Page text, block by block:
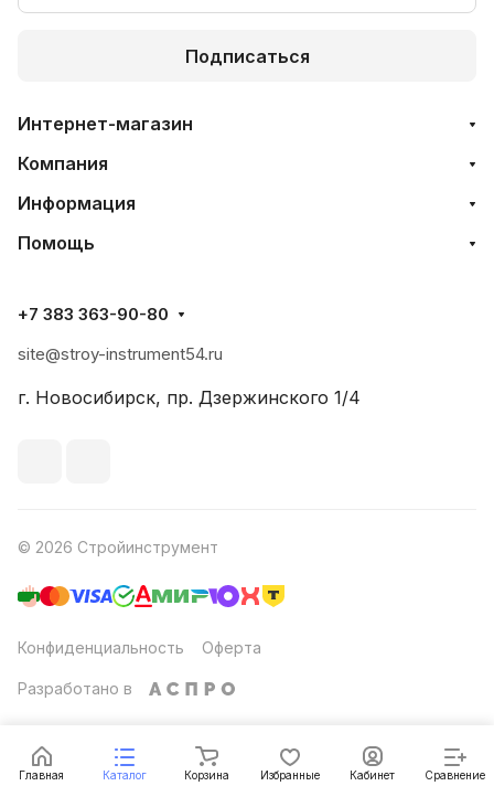
Главная Каталог Корзина Избранные Кабинет Сравнение
Подписаться
Интернет-магазин
Компания
Информация
Помощь
+7 383 363-90-80
site@stroy-instrument54.ru
г. Новосибирск, пр. Дзержинского 1/4
© 2026 Стройинструмент
Конфиденциальность Оферта
Разработано в